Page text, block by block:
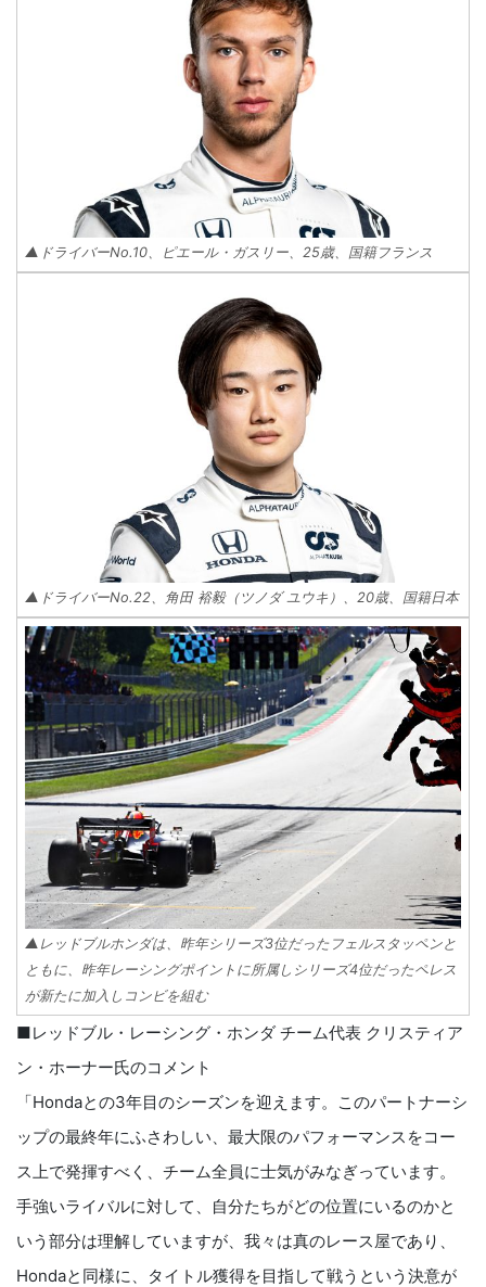
▲ドライバーNo.10、ピエール・ガスリー、25歳、国籍フランス
▲ドライバーNo.22、角田 裕毅（ツノダ ユウキ）、20歳、国籍日本
▲レッドブルホンダは、昨年シリーズ3位だったフェルスタッペンと
ともに、昨年レーシングポイントに所属しシリーズ4位だったペレス
が新たに加入しコンビを組む
■レッドブル・レーシング・ホンダ チーム代表 クリスティア
ン・ホーナー氏のコメント
「Hondaとの3年目のシーズンを迎えます。このパートナーシ
ップの最終年にふさわしい、最大限のパフォーマンスをコー
ス上で発揮すべく、チーム全員に士気がみなぎっています。
手強いライバルに対して、自分たちがどの位置にいるのかと
いう部分は理解していますが、我々は真のレース屋であり、
Hondaと同様に、タイトル獲得を目指して戦うという決意が